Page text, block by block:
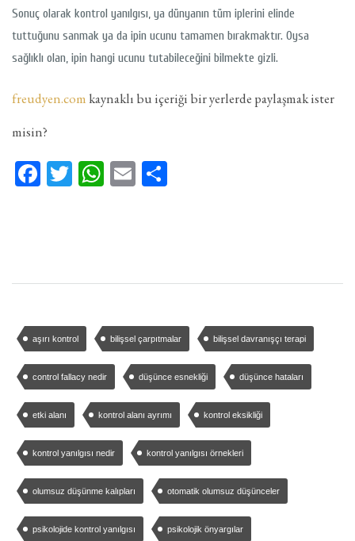
Sonuç olarak kontrol yanılgısı, ya dünyanın tüm iplerini elinde
tuttuğunu sanmak ya da ipin ucunu tamamen bırakmaktır. Oysa
sağlıklı olan, ipin hangi ucunu tutabileceğini bilmekte gizli.
freudyen.com kaynaklı bu içeriği bir yerlerde paylaşmak ister
misin?
Facebook
TwitterWhatsApp
Email
aşırı kontrol bilişsel çarpıtmalar bilişsel davranışçı terapi
control fallacy nedir düşünce esnekliği düşünce hataları
etki alanı kontrol alanı ayrımı kontrol eksikliği
kontrol yanılgısı nedir kontrol yanılgısı örnekleri
olumsuz düşünme kalıpları otomatik olumsuz düşünceler
psikolojide kontrol yanılgısı psikolojik önyargılar